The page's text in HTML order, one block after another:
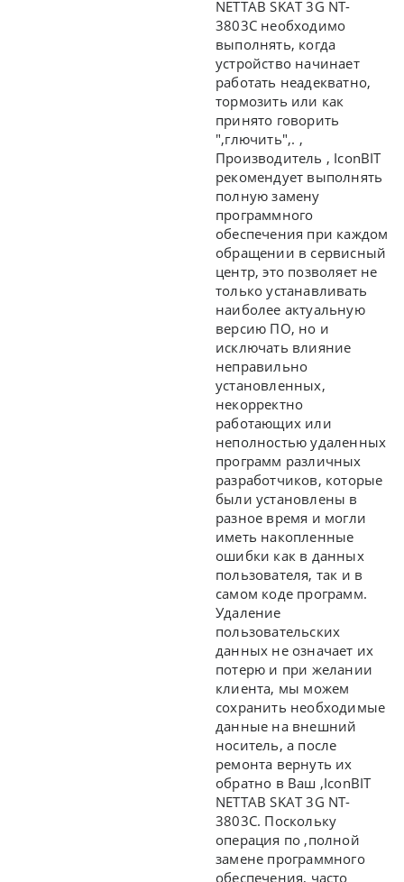
NETTAB SKAT 3G NT-
3803C необходимо
выполнять, когда
устройство начинает
работать неадекватно,
тормозить или как
принято говорить
",глючить",. ,
Производитель , IconBIT
рекомендует выполнять
полную замену
программного
обеспечения при каждом
обращении в сервисный
центр, это позволяет не
только устанавливать
наиболее актуальную
версию ПО, но и
исключать влияние
неправильно
установленных,
некорректно
работающих или
неполностью удаленных
программ различных
разработчиков, которые
были установлены в
разное время и могли
иметь накопленные
ошибки как в данных
пользователя, так и в
самом коде программ.
Удаление
пользовательских
данных не означает их
потерю и при желании
клиента, мы можем
сохранить необходимые
данные на внешний
носитель, а после
ремонта вернуть их
обратно в Ваш ,IconBIT
NETTAB SKAT 3G NT-
3803C. Поскольку
операция по ,полной
замене программного
обеспечения, часто